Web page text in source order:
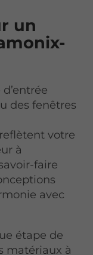
un
des fenêtres
votre
à
faire
avec
étape de
matériaux à